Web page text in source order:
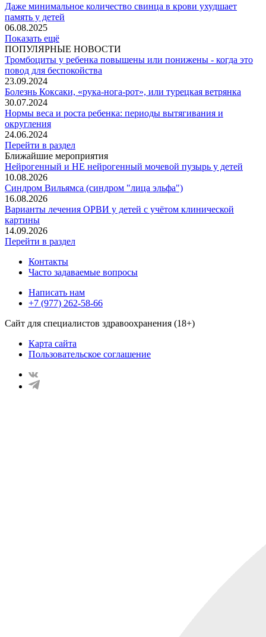
Даже минимальное количество свинца в крови ухудшает
память у детей
06.08.2025
Показать ещё
ПОПУЛЯРНЫЕ НОВОСТИ
Тромбоциты у ребенка повышены или понижены - когда это
повод для беспокойства
23.09.2024
Болезнь Коксаки, «рука-нога-рот», или турецкая ветрянка
30.07.2024
Нормы веса и роста ребенка: периоды вытягивания и
округления
24.06.2024
Перейти в раздел
Ближайшие мероприятия
Нейрогенный и НЕ нейрогенный мочевой пузырь у детей
10.08.2026
Синдром Вильямса (синдром "лица эльфа")
16.08.2026
Варианты лечения ОРВИ у детей с учётом клинической
картины
14.09.2026
Перейти в раздел
Контакты
Часто задаваемые вопросы
Написать нам
+7 (977) 262-58-66
Сайт для специалистов здравоохранения (18+)
Карта сайта
Пользовательское соглашение